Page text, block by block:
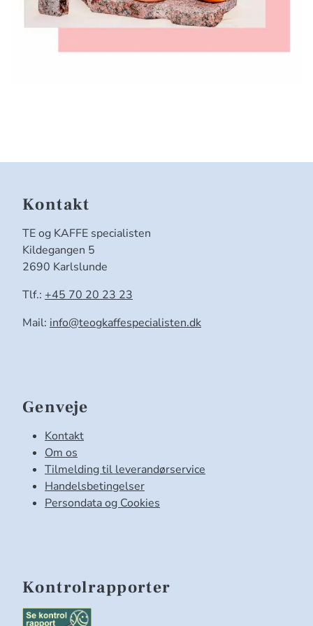
Kontakt
TE og KAFFE specialisten
Kildegangen 5
2690 Karlslunde
Tlf.: +45 70 20 23 23
Mail: info@teogkaffespecialisten.dk
Genveje
Kontakt
Om os
Tilmelding til leverandørservice
Handelsbetingelser
Persondata og Cookies
Kontrolrapporter